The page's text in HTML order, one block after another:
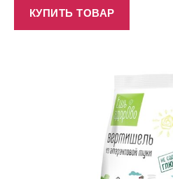
КУПИТЬ ТОВАР